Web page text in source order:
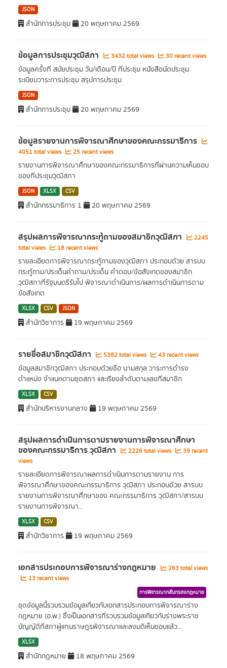
JSON
สำนักการประชุม 20 พฤษภาคม 2569
ข้อมูลการประชุมวุฒิสภา 3432 total views 30 recent views
ข้อมูลครั้งที่ สมัยประชุม วัน/เดือน/ปี ที่ประชุม หนังสือนัดประชุม
ระเบียบวาระการประชุม สรุปการประชุม
JSON
สำนักการประชุม 20 พฤษภาคม 2569
ข้อมูลรายงานการพิจารณาศึกษาของคณะกรรมาธิการ
4051 total views 25 recent views
รายงานการพิจารณาศึกษาของคณะกรรมาธิการที่ผ่านความเห็นชอบ
ของที่ประชุมวุฒิสภา
JSON XLSX CSV
สำนักกรรมาธิการ 1 20 พฤษภาคม 2569
สรุปผลการพิจารณากระทู้ถามของสมาชิกวุฒิสภา
2245
total views
18 recent views
รายละเอียดการพิจารณากระทู้ถามของวุฒิสภา ประกอบด้วย สารบบ
กระทู้ถาม/ประเด็นคำถาม/ประเด็น คำตอบ/ข้อสังเกตของสมาชิก
วุฒิสภาที่รัฐมนตรีรับไป พิจารณาดำเนินการ/ผลการดำเนินการตาม
ข้อสังเกต
XLSX CSV JSON
สำนักวิชาการ 19 พฤษภาคม 2569
รายชื่อสมาชิกวุฒิสภา 5382 total views 43 recent views
ข้อมูลสมาชิกวุฒิสภา ประกอบด้วยชื่อ นามสกุล วาระการดำรง
ตำแหน่ง จำแนกตามชุดสภา และเรียงลำดับตามเลขที่สมาชิก
XLSX CSV
สำนักบริหารงานกลาง 19 พฤษภาคม 2569
สรุปผลการดำเนินการตามรายงานการพิจารณาศึกษา
ของคณะกรรมาธิการ วุฒิสภา 2226 total views
39 recent
views
รายละเอียดการพิจารณาผลการดำเนินการตามรายงาน การ
พิจารณาศึกษาของคณะกรรมาธิการ วุฒิสภา ประกอบด้วย สารบบ
รายงานการพิจารณาศึกษาของ คณะกรรมาธิการ วุฒิสภา/สารบบ
รายงานการพิจารณา...
XLSX CSV
สำนักวิชาการ 19 พฤษภาคม 2569
เอกสารประกอบการพิจารณาร่างกฎหมาย
263 total views
13 recent views
การพิจารณากลั่นกรองกฎหมาย
ชุดข้อมูลนี้รวบรวมข้อมูลเกี่ยวกับเอกสารประกอบการพิจารณาร่าง
กฎหมาย (อ.พ.) ซึ่งเป็นเอกสารที่รวบรวมข้อมูลเกี่ยวกับร่างพระราช
บัญญัติที่สภาผู้แทนราษฎรพิจารณาและลงมติเห็นชอบแล้ว...
XLSX
สำนักกฎหมาย 18 พฤษภาคม 2569